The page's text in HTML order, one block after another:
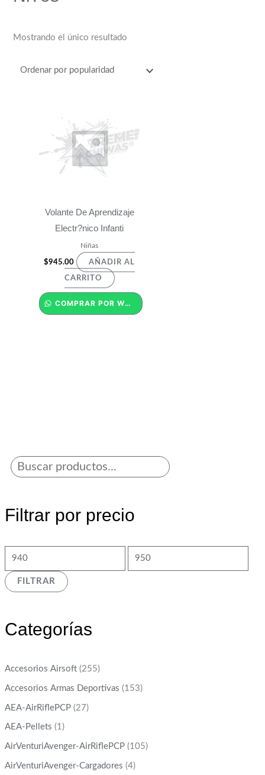
Filtrar por precio
FILTRAR
Categorías
Accesorios Airsoft (255)
Accesorios Armas Deportivas (153)
AEA-AirRiflePCP (27)
AEA-Pellets (1)
AirVenturiAvenger-AirRiflePCP (105)
AirVenturiAvenger-Cargadores (4)
Mostrando el único resultado
Volante De Aprendizaje
Electr?nico Infanti
Niñas
$945.00 AÑADIR AL
CARRITO
COMPRAR POR WHATSAPP